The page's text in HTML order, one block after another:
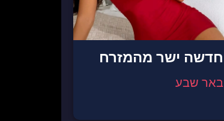
חדשה ישר מהמזרח
באר שבע